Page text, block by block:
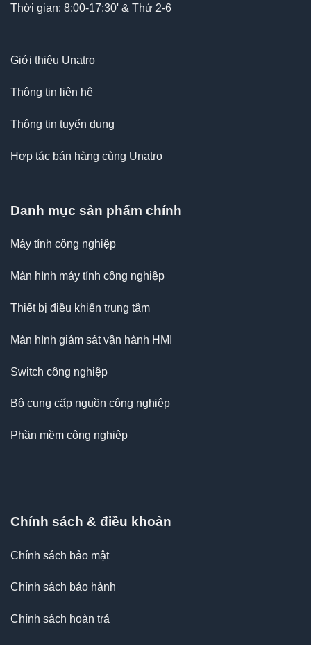
Thời gian: 8:00-17:30' & Thứ 2-6
Giới thiệu Unatro
Thông tin liên hệ
Thông tin tuyển dụng
Hợp tác bán hàng cùng Unatro
Danh mục sản phẩm chính
Máy tính công nghiệp
Màn hình máy tính công nghiệp
Thiết bị điều khiển trung tâm
Màn hình giám sát vận hành HMI
Switch công nghiệp
Bộ cung cấp nguồn công nghiệp
Phần mềm công nghiệp
Chính sách & điều khoản
Chính sách bảo mật
Chính sách bảo hành
Chính sách hoàn trả